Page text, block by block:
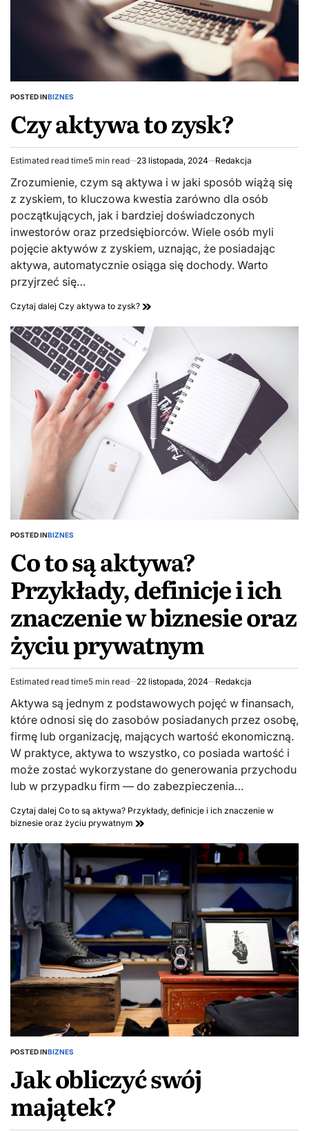
POSTED INBIZNES
Czy aktywa to zysk?
Estimated read time5 min read 23 listopada, 2024 Redakcja
Zrozumienie, czym są aktywa i w jaki sposób wiążą się
z zyskiem, to kluczowa kwestia zarówno dla osób
początkujących, jak i bardziej doświadczonych
inwestorów oraz przedsiębiorców. Wiele osób myli
pojęcie aktywów z zyskiem, uznając, że posiadając
aktywa, automatycznie osiąga się dochody. Warto
przyjrzeć się…
Czytaj dalej Czy aktywa to zysk?
POSTED INBIZNES
Co to są aktywa?
Przykłady, definicje i ich
znaczenie w biznesie oraz
życiu prywatnym
Estimated read time5 min read 22 listopada, 2024 Redakcja
Aktywa są jednym z podstawowych pojęć w finansach,
które odnosi się do zasobów posiadanych przez osobę,
firmę lub organizację, mających wartość ekonomiczną.
W praktyce, aktywa to wszystko, co posiada wartość i
może zostać wykorzystane do generowania przychodu
lub w przypadku firm — do zabezpieczenia…
Czytaj dalej Co to są aktywa? Przykłady, definicje i ich znaczenie w
biznesie oraz życiu prywatnym
POSTED INBIZNES
Jak obliczyć swój
majątek?